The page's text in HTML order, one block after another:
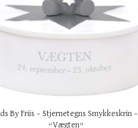
By Friis – Stjernetegns Smykkeskrin –
“Vægten”